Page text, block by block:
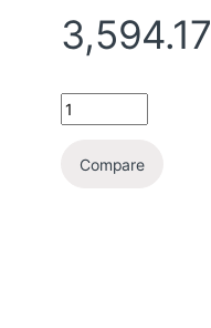
3,594.17
Compare